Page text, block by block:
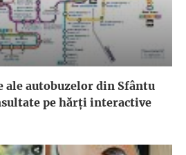
ale autobuzelor din Sfântu
pe hărți interactive